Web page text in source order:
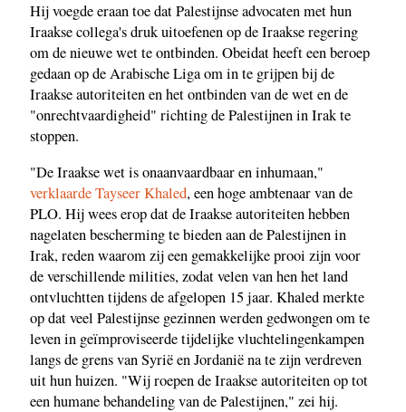
Hij voegde eraan toe dat Palestijnse advocaten met hun
Iraakse collega's druk uitoefenen op de Iraakse regering
om de nieuwe wet te ontbinden. Obeidat heeft een beroep
gedaan op de Arabische Liga om in te grijpen bij de
Iraakse autoriteiten en het ontbinden van de wet en de
"onrechtvaardigheid" richting de Palestijnen in Irak te
stoppen.
"De Iraakse wet is onaanvaardbaar en inhumaan,"
verklaarde Tayseer Khaled, een hoge ambtenaar van de
PLO. Hij wees erop dat de Iraakse autoriteiten hebben
nagelaten bescherming te bieden aan de Palestijnen in
Irak, reden waarom zij een gemakkelijke prooi zijn voor
de verschillende milities, zodat velen van hen het land
ontvluchtten tijdens de afgelopen 15 jaar. Khaled merkte
op dat veel Palestijnse gezinnen werden gedwongen om te
leven in geïmproviseerde tijdelijke vluchtelingenkampen
langs de grens van Syrië en Jordanië na te zijn verdreven
uit hun huizen. "Wij roepen de Iraakse autoriteiten op tot
een humane behandeling van de Palestijnen," zei hij.